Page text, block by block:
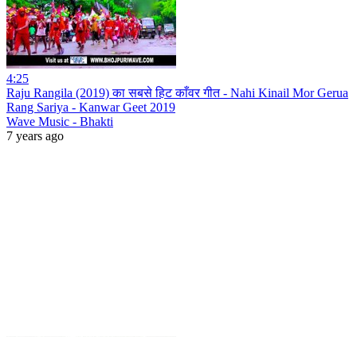
4:25
Raju Rangila (2019) का सबसे हिट काँवर गीत - Nahi Kinail Mor Gerua
Rang Sariya - Kanwar Geet 2019
Wave Music - Bhakti
7 years ago